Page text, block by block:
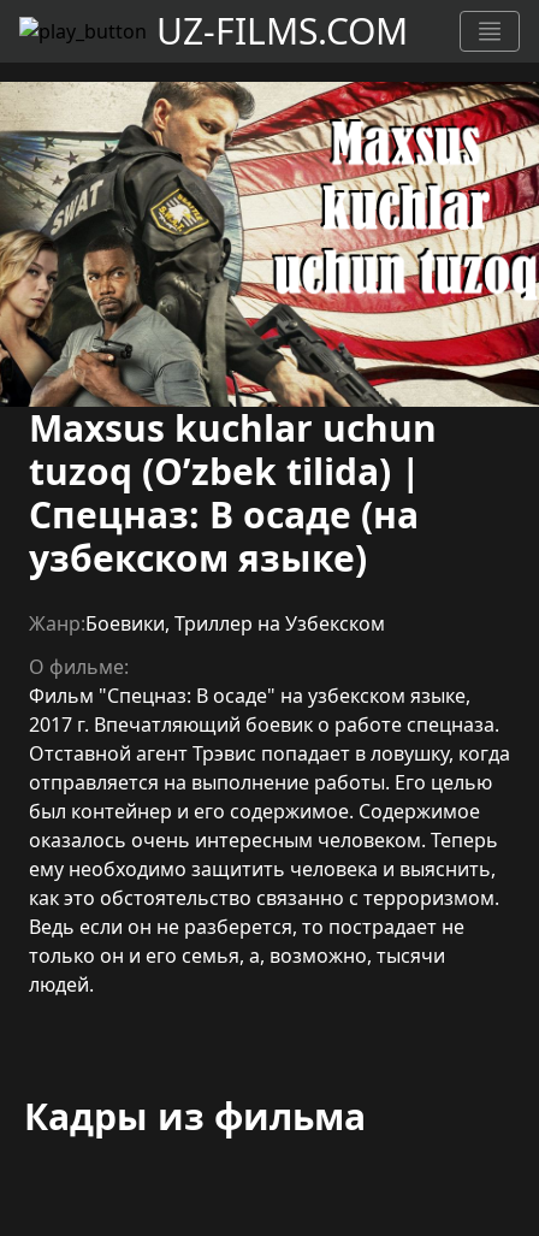
UZ-FILMS.COM
Maxsus kuchlar uchun
tuzoq (O’zbek tilida) |
Спецназ: В осаде (на
узбекском языке)
Жанр:Боевики, Триллер на Узбекском
О фильме:
Фильм "Спецназ: В осаде" на узбекском языке,
2017 г. Впечатляющий боевик о работе спецназа.
Отставной агент Трэвис попадает в ловушку, когда
отправляется на выполнение работы. Его целью
был контейнер и его содержимое. Содержимое
оказалось очень интересным человеком. Теперь
ему необходимо защитить человека и выяснить,
как это обстоятельство связанно с терроризмом.
Ведь если он не разберется, то пострадает не
только он и его семья, а, возможно, тысячи
людей.
Кадры из фильма